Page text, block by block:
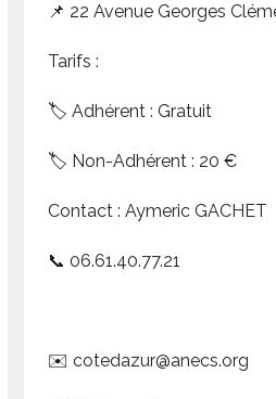
📌 22 Avenue Georges
Tarifs :
🏷 Adhérent : Gratuit
🏷 Non-Adhérent : 20 €
Contact : Aymeric GACHET
📞 06.61.40.77.21
✉️ cotedazur@anecs.org